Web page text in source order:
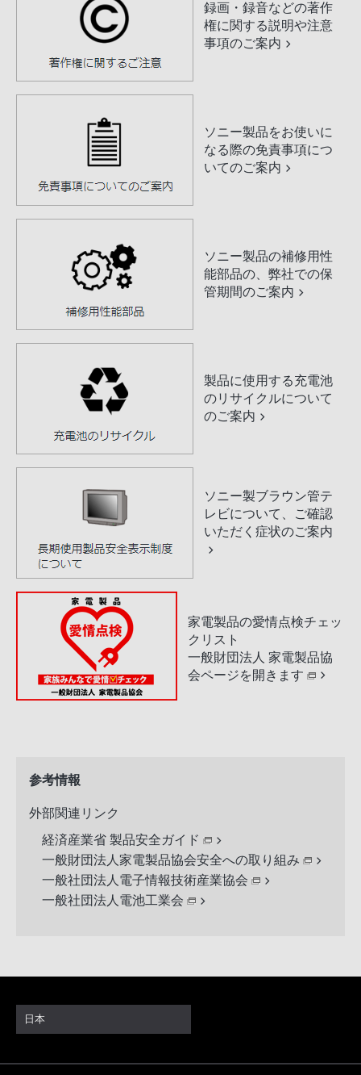
録画・録音などの著作
権に関する説明や注意
事項のご案内
ソニー製品をお使いに
なる際の免責事項につ
いてのご案内
ソニー製品の補修用性
能部品の、弊社での保
管期間のご案内
製品に使用する充電池
のリサイクルについて
のご案内
ソニー製ブラウン管テ
レビについて、ご確認
いただく症状のご案内
家電製品の愛情点検チェッ
クリスト
一般財団法人 家電製品協
会ページを開きます
参考情報
外部関連リンク
経済産業省 製品安全ガイド
一般財団法人家電製品協会安全への取り組み
一般社団法人電子情報技術産業協会
一般社団法人電池工業会
日本